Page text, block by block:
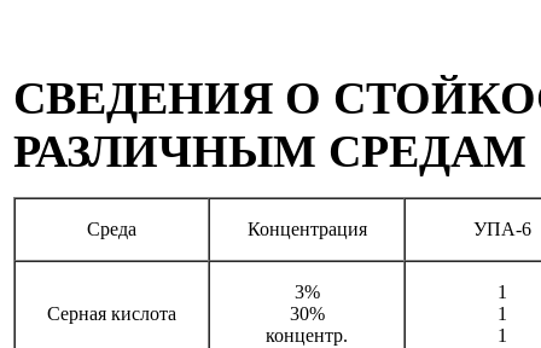
СВЕДЕНИЯ О
РАЗЛИЧНЫМ СРЕДАМ
Среда Концентрация УПА-6
Серная кислота
3%
30%
концентр.
1
1
1